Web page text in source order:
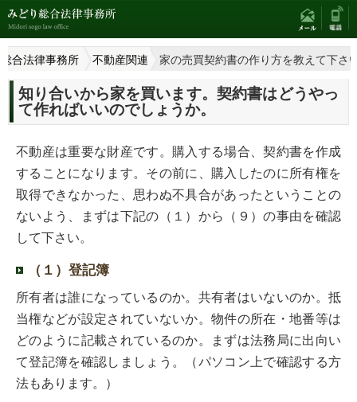
合法律事務所 不動産関連 家の売買契約書の作り方を教えて下さ
知り合いから家を買います。契約書はどうやっ
て作ればいいのでしょうか。
不動産は重要な財産です。購入する場合、契約書を作成
することになります。その前に、購入したのに所有権を
取得できなかった、思わぬ不具合があったということの
ないよう、まずは下記の（１）から（９）の事由を確認
して下さい。
（１）登記簿
所有者は誰になっているのか。共有者はいないのか。抵
当権などが設定されていないか。物件の所在・地番等は
どのように記載されているのか。まずは法務局に出向い
て登記簿を確認しましょう。（パソコン上で確認する方
法もあります。）